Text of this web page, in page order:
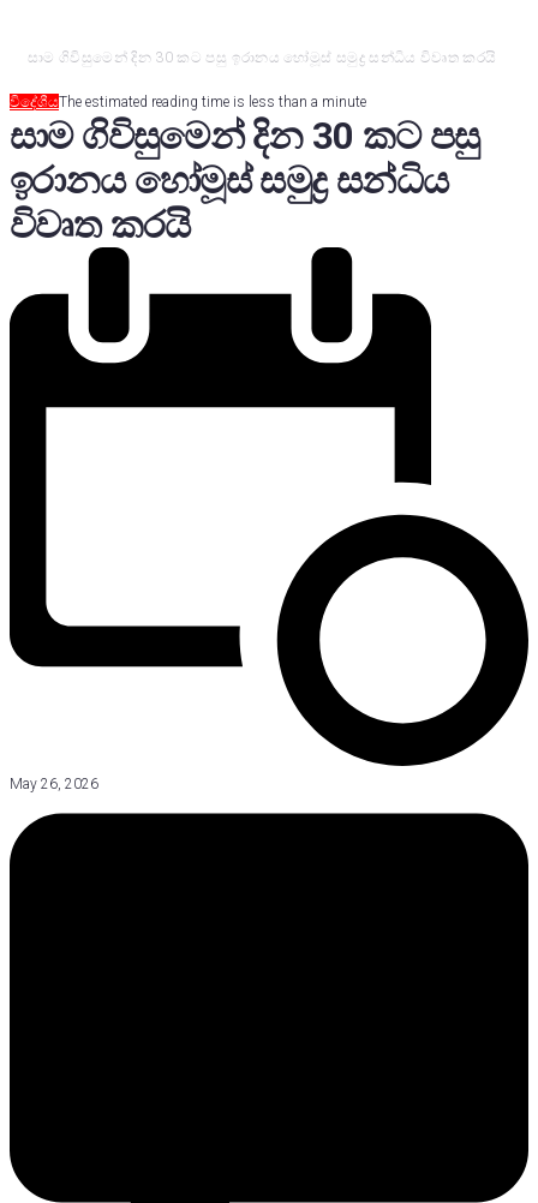
සාම ගිවිසුමෙන් දින 30 කට පසු ඉරානය හෝමූස් සමුද්‍ර සන්ධිය විවෘත කරයි
විදේශීයThe estimated reading time is less than a minute
සාම ගිවිසුමෙන් දින 30 කට පසු
ඉරානය හෝමූස් සමුද්‍ර සන්ධිය
විවෘත කරයි
May 26, 2026